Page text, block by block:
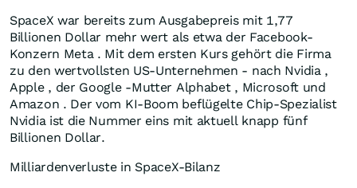
SpaceX war bereits zum Ausgabepreis mit 1,77
Billionen Dollar mehr wert als etwa der Facebook-
Konzern Meta . Mit dem ersten Kurs gehört die Firma
zu den wertvollsten US-Unternehmen - nach Nvidia ,
Apple , der Google -Mutter Alphabet , Microsoft und
Amazon . Der vom KI-Boom beflügelte Chip-Spezialist
Nvidia ist die Nummer eins mit aktuell knapp fünf
Billionen Dollar.
Milliardenverluste in SpaceX-Bilanz